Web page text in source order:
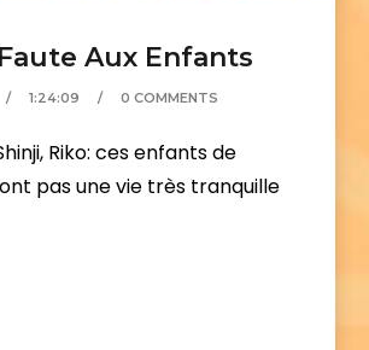
Aux Enfants
1:24:09 0 COMMENTS
Riko: ces enfants de
pas une vie très tranquille